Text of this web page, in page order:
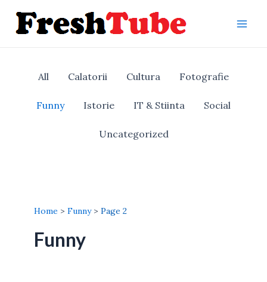
All Calatorii Cultura Fotografie
Funny Istorie IT & Stiinta Social
Uncategorized
Home Funny Page 2
Funny